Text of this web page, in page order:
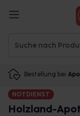
Bestellung bei
NOTDIENST
Holzland-